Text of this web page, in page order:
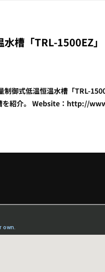
槽「TRL-1500EZ
御式低温恒温水槽「TRL-
槽を紹介。 Website：http://